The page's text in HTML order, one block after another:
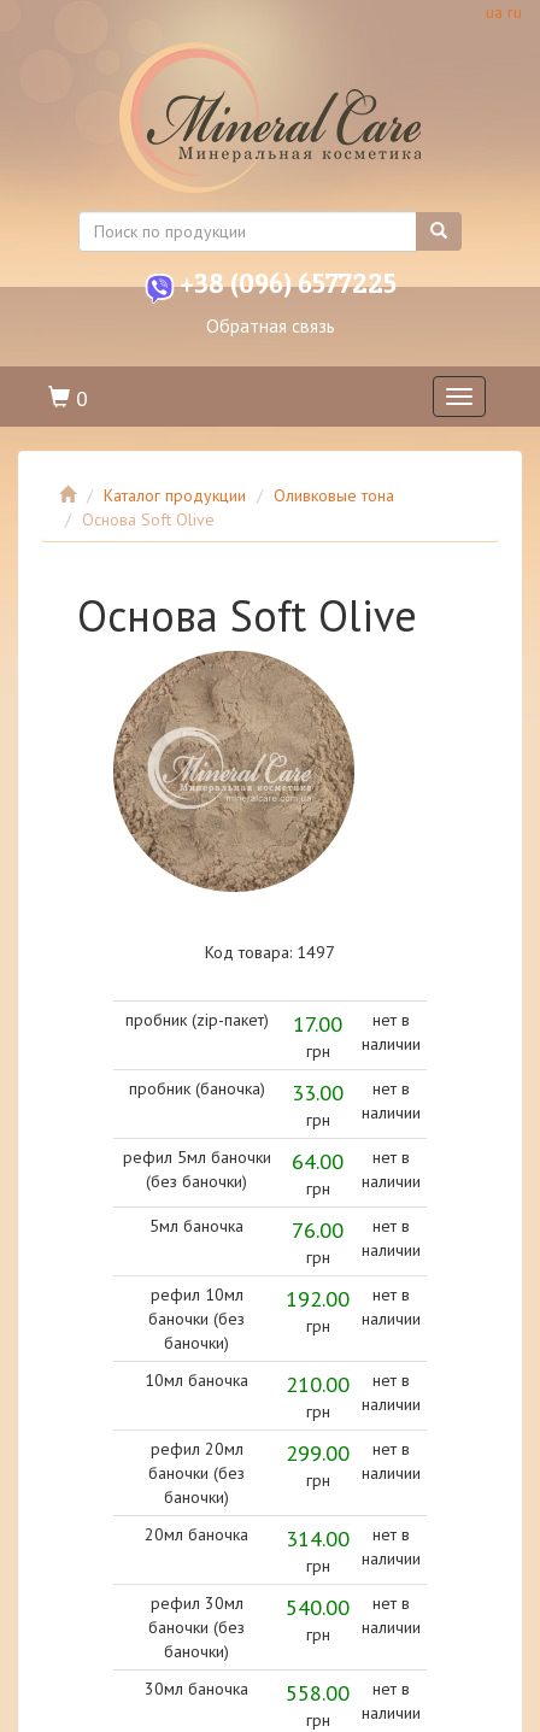
ua ru
+38 (096) 6577225
Обратная связь
Toggle
navigation
0
Каталог продукции
Оливковые тона
Основа Soft Olive
Основа Soft Olive
Код товара: 1497
пробник (zip-пакет) 17.00
грн
нет в
наличии
пробник (баночка) 33.00
грн
нет в
наличии
рефил 5мл баночки
(без баночки)
64.00
грн
нет в
наличии
5мл баночка 76.00
грн
нет в
наличии
рефил 10мл
баночки (без
баночки)
192.00
грн
нет в
наличии
10мл баночка 210.00
грн
нет в
наличии
рефил 20мл
баночки (без
баночки)
299.00
грн
нет в
наличии
20мл баночка 314.00
грн
нет в
наличии
рефил 30мл
баночки (без
баночки)
540.00
грн
нет в
наличии
30мл баночка 558.00
грн
нет в
наличии